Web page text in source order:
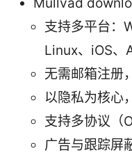
Mullvad
支持多平台：
Linux、iOS、
无需邮箱注册
以隐私为核心
支持多协议（
广告与跟踪屏